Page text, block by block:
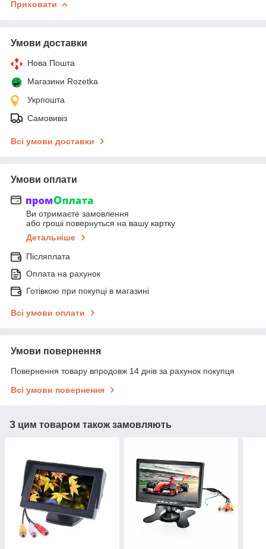
Приховати
Умови доставки
Нова Пошта
Магазини Rozetka
Укрпошта
Самовивіз
Всі умови доставки
Умови оплати
Ви отримаєте замовлення
або гроші повернуться на вашу картку
Детальніше
Післяплата
Оплата на рахунок
Готівкою при покупці в магазині
Всі умови оплати
Умови повернення
Повернення товару впродовж 14 днів за рахунок покупця
Всі умови повернення
З цим товаром також замовляють